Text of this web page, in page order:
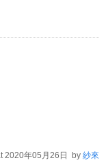
2020年05月26日 by 紗來